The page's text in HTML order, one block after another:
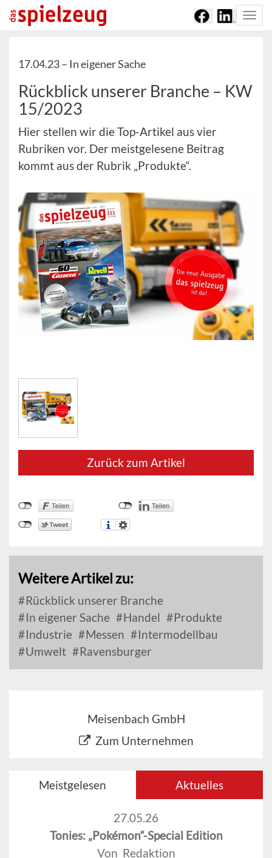
17.04.23 – In eigener Sache
Rückblick unserer Branche – KW
15/2023
Hier stellen wir die Top-Artikel aus vier
Rubriken vor. Der meistgelesene Beitrag
kommt aus der Rubrik „Produkte“.
Zurück zum Artikel
Weitere Artikel zu:
Rückblick unserer Branche
In eigener Sache
Handel
Produkte
Industrie
Messen
Intermodellbau
Umwelt
Ravensburger
Meisenbach GmbH
Zum Unternehmen
Meistgelesen Aktuelles
27.05.26
Tonies: „Pokémon“-Special Edition
Von Redaktion